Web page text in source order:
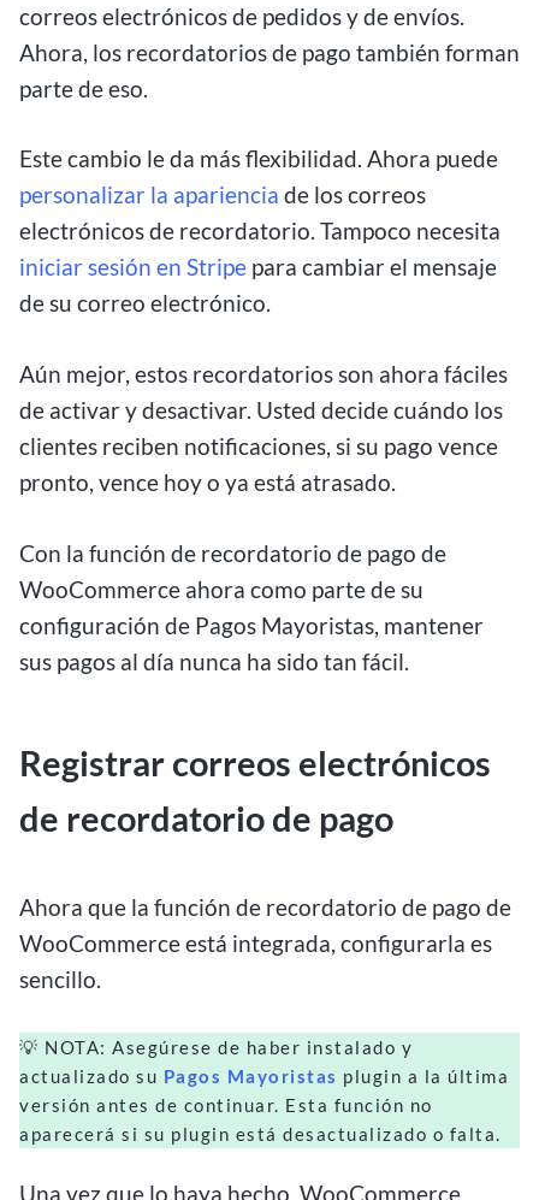
correos electrónicos de pedidos y de envíos.
Ahora, los recordatorios de pago también forman
parte de eso.
Este cambio le da más flexibilidad. Ahora puede
personalizar la apariencia de los correos
electrónicos de recordatorio. Tampoco necesita
iniciar sesión en Stripe para cambiar el mensaje
de su correo electrónico.
Aún mejor, estos recordatorios son ahora fáciles
de activar y desactivar. Usted decide cuándo los
clientes reciben notificaciones, si su pago vence
pronto, vence hoy o ya está atrasado.
Con la función de recordatorio de pago de
WooCommerce ahora como parte de su
configuración de Pagos Mayoristas, mantener
sus pagos al día nunca ha sido tan fácil.
Registrar correos electrónicos
de recordatorio de pago
Ahora que la función de recordatorio de pago de
WooCommerce está integrada, configurarla es
sencillo.
💡 NOTA: Asegúrese de haber instalado y
actualizado su Pagos Mayoristas plugin a la última
versión antes de continuar. Esta función no
aparecerá si su plugin está desactualizado o falta.
Una vez que lo haya hecho, WooCommerce